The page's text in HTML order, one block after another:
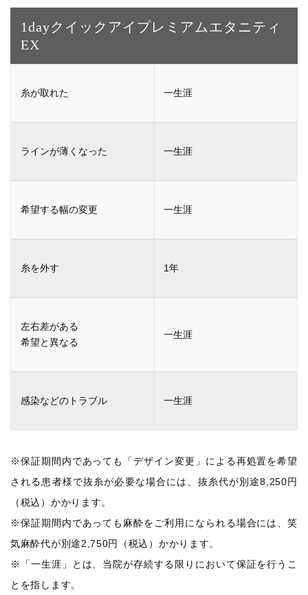
1dayクイックアイ プレミアムエタニティ
EX
一生涯
一生涯
一生涯
1年
一生涯
一生涯
※保証期間内であっても「デザイン変更」による再処置を希望
される患者様で抜糸が必要な場合には、抜糸代が別途8,250円
（税込）かかります。
※保証期間内であっても麻酔をご利用になられる場合には、笑
気麻酔代が別途2,750円（税込）かかります。
※「一生涯」とは、当院が存続する限りにおいて保証を行うこ
とを指します。